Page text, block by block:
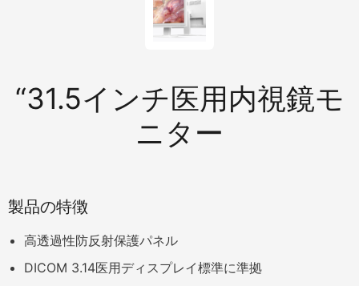
“31.5インチ医用内視鏡モ
ニター
製品の特徴
高透過性防反射保護パネル
DICOM 3.14医用ディスプレイ標準に準拠